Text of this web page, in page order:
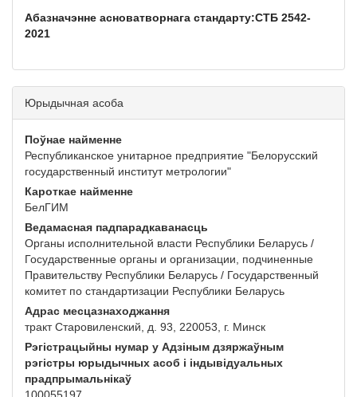
Абазначэнне асноватворнага стандарту:СТБ 2542-
2021
Юрыдычная асоба
Поўнае найменне
Республиканское унитарное предприятие "Белорусский
государственный институт метрологии"
Кароткае найменне
БелГИМ
Ведамасная падпарадкаванасць
Органы исполнительной власти Республики Беларусь /
Государственные органы и организации, подчиненные
Правительству Республики Беларусь / Государственный
комитет по стандартизации Республики Беларусь
Адрас месцазнаходжання
тракт Старовиленский, д. 93, 220053, г. Минск
Рэгістрацыйны нумар у Адзіным дзяржаўным
рэгістры юрыдычных асоб і індывідуальных
прадпрымальнікаў